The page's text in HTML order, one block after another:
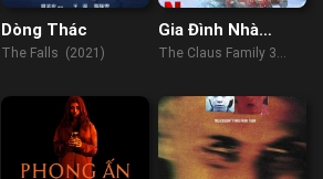
Dòng Thác
The Falls (2021)
Gia Đình Nhà
Claus 3
The Claus Family 3